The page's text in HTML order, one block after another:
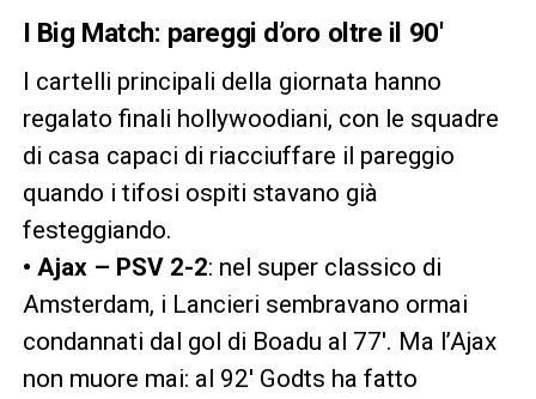
I Big Match: pareggi d’oro oltre il 90′
I cartelli principali della giornata hanno
regalato finali hollywoodiani, con le squadre
di casa capaci di riacciuffare il pareggio
quando i tifosi ospiti stavano già
festeggiando.
• Ajax – PSV 2-2: nel super classico di
Amsterdam, i Lancieri sembravano ormai
condannati dal gol di Boadu al 77′. Ma l’Ajax
non muore mai: al 92′ Godts ha fatto